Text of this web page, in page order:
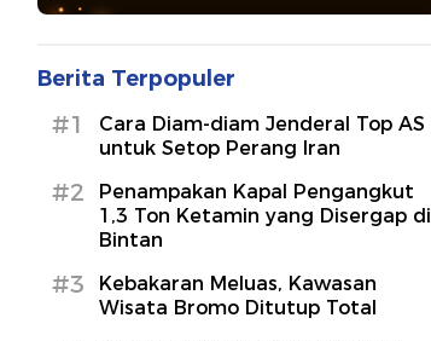
Berita Terpopuler
#1
Cara Diam-diam Jenderal Top AS
untuk Setop Perang Iran
#2
Penampakan Kapal Pengangkut
1,3 Ton Ketamin yang Disergap di
Bintan
#3
Kebakaran Meluas, Kawasan
Wisata Bromo Ditutup Total